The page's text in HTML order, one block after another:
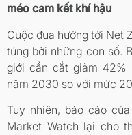
méo cam kết khí hậu
Cuộc đua hướng tới Net
túng bởi những con số.
giới cần cắt giảm 42%
năm 2030 so với mức
Tuy nhiên, báo cáo
Market Watch lại cho